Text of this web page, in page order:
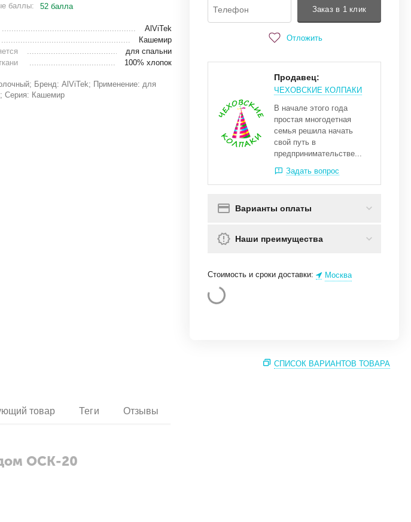
баллы:
52 балла
AlViTek
Кашемир
для спальни
100% хлопок
Бренд: AlViTek; Применение: для
Серия: Кашемир
Заказ в 1 клик
Отложить
Продавец:
ЧЕХОВСКИЕ КОЛПАКИ
В начале этого года
простая многодетная
семья решила начать
свой путь в
предпринимательстве...
Задать вопрос
Варианты оплаты
Наши преимущества
Стоимость и сроки доставки: Москва
СПИСОК ВАРИАНТОВ ТОВАРА
товар Теги Отзывы
ОСК-20